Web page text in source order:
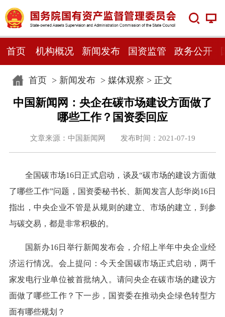
首页 机构概况 新闻发布 国资监管 政务公开
首页> 新闻发布> 媒体观察 > 正文
中国新闻网：央企在碳市场建设方面做了
哪些工作？国资委回应
文章来源：中国新闻网 发布时间：2021-07-19
全国碳市场16日正式启动，谈及“碳市场的建设方面做
了哪些工作”问题，国资委秘书长、新闻发言人彭华岗16日
指出，中央企业不管是从规则的建立、市场的建立，到参
与碳交易，都是非常积极的。
国新办16日举行新闻发布会，介绍上半年中央企业经
济运行情况。会上提问：今天全国碳市场正式启动，两千
家发电行业单位被首批纳入。请问央企在碳市场的建设方
面做了哪些工作？下一步，国资委在推动央企绿色转型方
面有哪些规划？